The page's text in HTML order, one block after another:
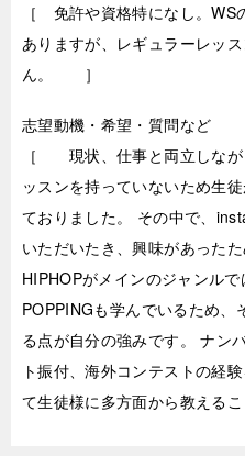
［ 免許や資格特になし。WS
ありますが、レギュラーレッ
ん。 ］
志望動機・希望・質問など
［ 現状、仕事と両立しなが
ッスンを持っていないため生
ておりました。 その中で、
いただいたき、興味があった
HIPHOPがメインのジャンル
POPPINGも学んでいるため、
る点が自分の強みです。 ナン
ト振付、海外コンテストの経
て生徒様に多方面から教える